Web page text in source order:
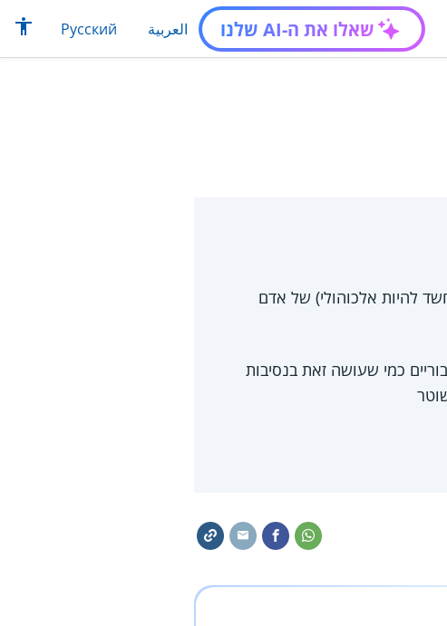
שאלו את ה-AI שלנו العربية Русский
להיות אלכוהולי) של אדם
ציבוריים כמי שעושה זאת בנסיבות